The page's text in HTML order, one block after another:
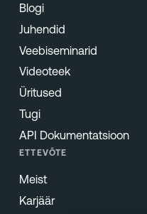
Blogi
Juhendid
Veebiseminarid
Videoteek
Üritused
Tugi
API Dokumentatsioon
ETTEVÕTE
Meist
Karjäär